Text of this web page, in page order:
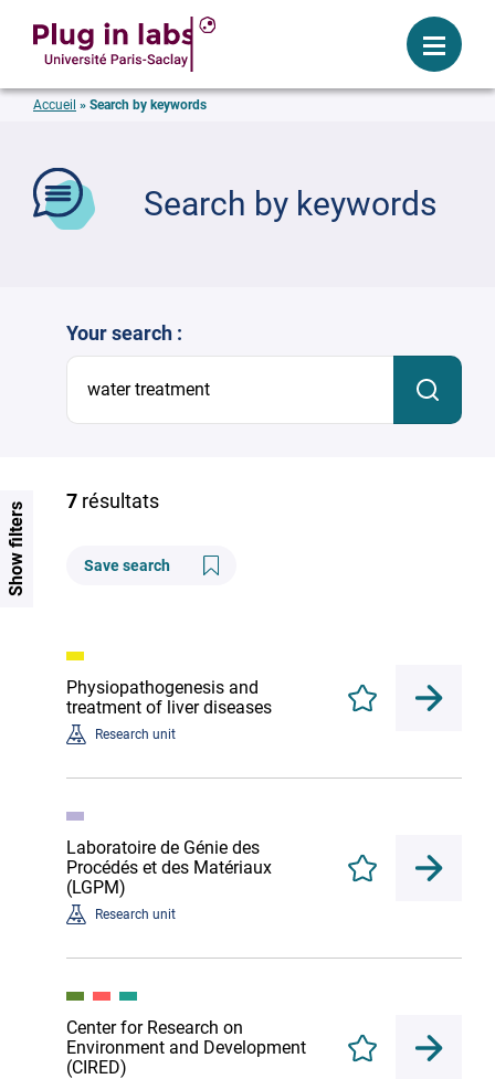
Menu
Search by keywords
Accueil » Search by keywords
Your search :
7 résultats
Save search
Physiopathogenesis and
treatment of liver diseases
Research unit
Enregistrer
Laboratoire de Génie des
Procédés et des Matériaux
(LGPM)
Research unit
Enregistrer
Center for Research on
Environment and Development
(CIRED)
Enregistrer
Show filters